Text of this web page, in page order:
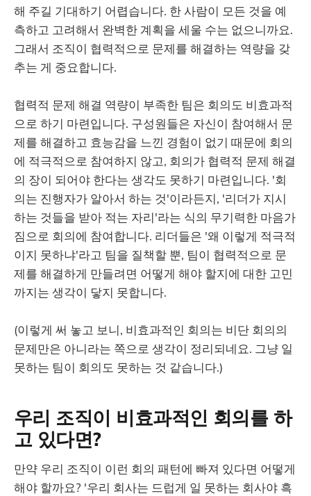
해 주길 기대하기 어렵습니다. 한 사람이 모든 것을 예
측하고 고려해서 완벽한 계획을 세울 수는 없으니까요.
그래서 조직이 협력적으로 문제를 해결하는 역량을 갖
추는 게 중요합니다.
협력적 문제 해결 역량이 부족한 팀은 회의도 비효과적
으로 하기 마련입니다. 구성원들은 자신이 참여해서 문
제를 해결하고 효능감을 느낀 경험이 없기 때문에 회의
에 적극적으로 참여하지 않고, 회의가 협력적 문제 해결
의 장이 되어야 한다는 생각도 못하기 마련입니다. '회
의는 진행자가 알아서 하는 것'이라든지, '리더가 지시
하는 것들을 받아 적는 자리'라는 식의 무기력한 마음가
짐으로 회의에 참여합니다. 리더들은 '왜 이렇게 적극적
이지 못하냐'라고 팀을 질책할 뿐, 팀이 협력적으로 문
제를 해결하게 만들려면 어떻게 해야 할지에 대한 고민
까지는 생각이 닿지 못합니다.
(이렇게 써 놓고 보니, 비효과적인 회의는 비단 회의의
문제만은 아니라는 쪽으로 생각이 정리되네요. 그냥 일
못하는 팀이 회의도 못하는 것 같습니다.)
우리 조직이 비효과적인 회의를 하
고 있다면?
만약 우리 조직이 이런 회의 패턴에 빠져 있다면 어떻게
해야 할까요? '우리 회사는 드럽게 일 못하는 회사야 흑